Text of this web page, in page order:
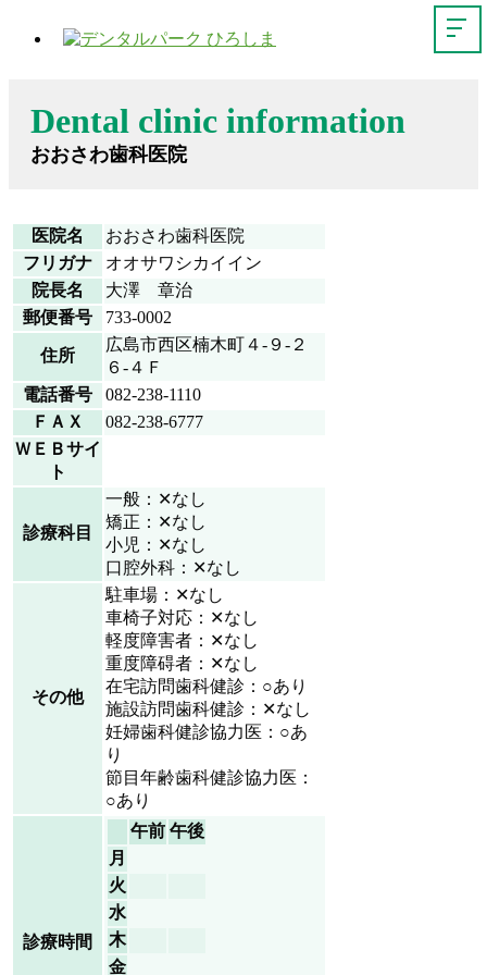
Dental clinic information
おおさわ歯科医院
医院名
おおさわ歯科医院
フリガナ
オオサワシカイイン
院長名
大澤 章治
郵便番号
733-0002
住所
広島市西区楠木町４-９-２
６-４Ｆ
電話番号
082-238-1110
ＦＡＸ
082-238-6777
ＷＥＢサイ
ト
診療科目
一般：✕なし
矯正：✕なし
小児：✕なし
口腔外科：✕なし
その他
駐車場：✕なし
車椅子対応：✕なし
軽度障害者：✕なし
重度障碍者：✕なし
在宅訪問歯科健診：○あり
施設訪問歯科健診：✕なし
妊婦歯科健診協力医：○あ
り
節目年齢歯科健診協力医：
○あり
診療時間
午前 午後
月
火
水
木
金